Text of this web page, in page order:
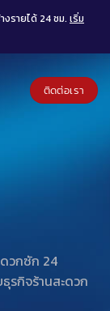
งรายได้ 24 ชม. เริ่ม
ติดต่อเรา
วกซัก 24
รกิจร้านสะดวก